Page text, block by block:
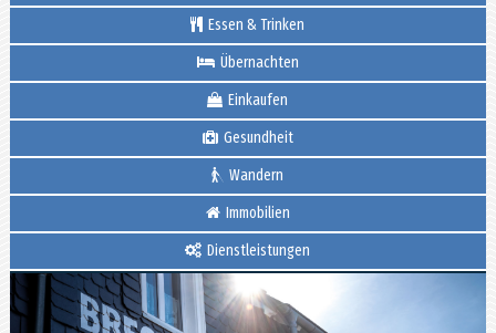
Essen & Trinken
Übernachten
Einkaufen
Gesundheit
Wandern
Immobilien
Dienstleistungen